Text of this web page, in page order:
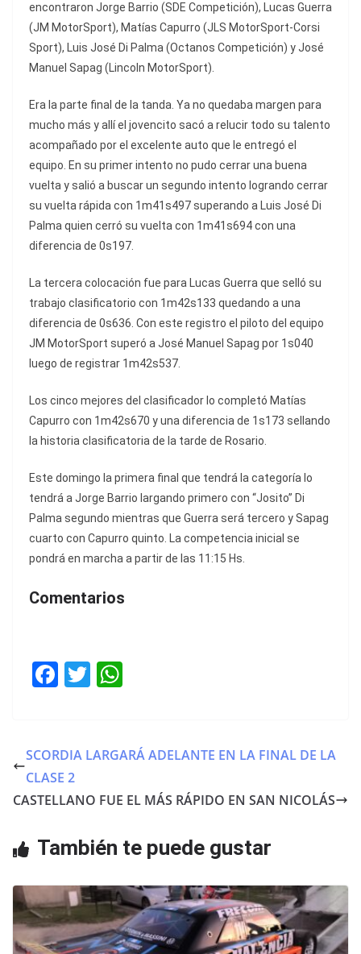
encontraron Jorge Barrio (SDE Competición), Lucas Guerra
(JM MotorSport), Matías Capurro (JLS MotorSport-Corsi
Sport), Luis José Di Palma (Octanos Competición) y José
Manuel Sapag (Lincoln MotorSport).
Era la parte final de la tanda. Ya no quedaba margen para
mucho más y allí el jovencito sacó a relucir todo su talento
acompañado por el excelente auto que le entregó el
equipo. En su primer intento no pudo cerrar una buena
vuelta y salió a buscar un segundo intento logrando cerrar
su vuelta rápida con 1m41s497 superando a Luis José Di
Palma quien cerró su vuelta con 1m41s694 con una
diferencia de 0s197.
La tercera colocación fue para Lucas Guerra que selló su
trabajo clasificatorio con 1m42s133 quedando a una
diferencia de 0s636. Con este registro el piloto del equipo
JM MotorSport superó a José Manuel Sapag por 1s040
luego de registrar 1m42s537.
Los cinco mejores del clasificador lo completó Matías
Capurro con 1m42s670 y una diferencia de 1s173 sellando
la historia clasificatoria de la tarde de Rosario.
Este domingo la primera final que tendrá la categoría lo
tendrá a Jorge Barrio largando primero con “Josito” Di
Palma segundo mientras que Guerra será tercero y Sapag
cuarto con Capurro quinto. La competencia inicial se
pondrá en marcha a partir de las 11:15 Hs.
Comentarios
F
e
b
o
k
T
er s
p
SCORDIA LARGARÁ ADELANTE EN LA FINAL DE LA
CLASE 2
CASTELLANO FUE EL MÁS RÁPIDO EN SAN NICOLÁS
También te puede gustar